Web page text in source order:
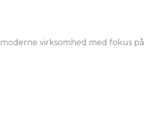
virksomhed med fokus på